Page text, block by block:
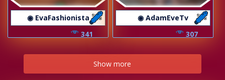
◉ EvaFashionista
341
◉ AdamEveTv
307
Show more